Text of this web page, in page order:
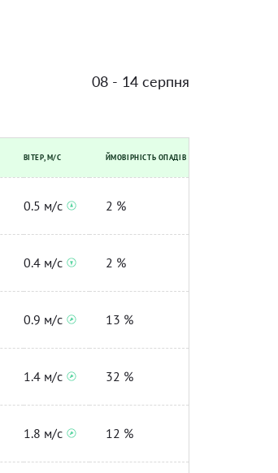
08 - 14 серпня
ВІТЕР, М/С ЙМОВІРНІСТЬ ОПАДІВ
0.5 м/с 2 %
0.4 м/с 2 %
0.9 м/с 13 %
1.4 м/с 32 %
1.8 м/с 12 %